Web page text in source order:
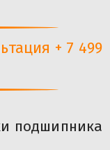
+ 7 499
подшипника